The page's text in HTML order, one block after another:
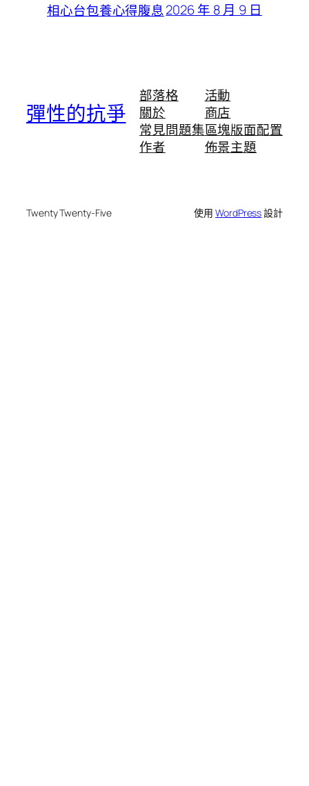
相心台包養心得腹息2026 年 8 月 9 日
彈性的抗爭
部落格
關於
常見問題集
作者
活動
商店
區塊版面配置
佈景主題
Twenty Twenty-Five 使用WordPress設計